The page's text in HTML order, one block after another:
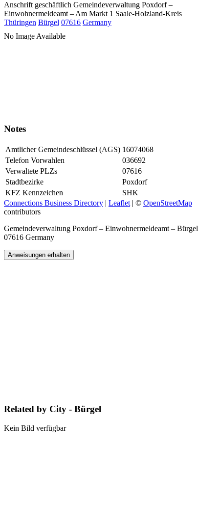
Anschrift geschäftlich Gemeindeverwaltung Poxdorf –
Einwohnermeldeamt – Am Markt 1 Saale-Holzland-Kreis
Thüringen Bürgel 07616 Germany
No Image Available
Notes
Amtlicher Gemeindeschlüssel (AGS) 16074068
Telefon Vorwahlen
036692
Verwaltete PLZs
07616
Stadtbezirke
Poxdorf
KFZ Kennzeichen
SHK
Connections Business Directory | Leaflet | © OpenStreetMap
contributors
Gemeindeverwaltung Poxdorf – Einwohnermeldeamt – Bürgel
07616 Germany
Anweisungen erhalten
Related by City - Bürgel
Kein Bild verfügbar